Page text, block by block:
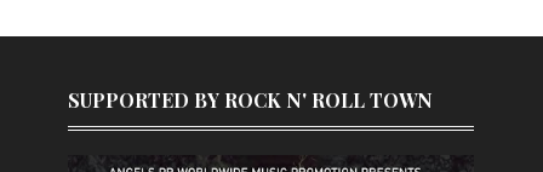
SUPPORTED BY ROCK N' ROLL TOWN